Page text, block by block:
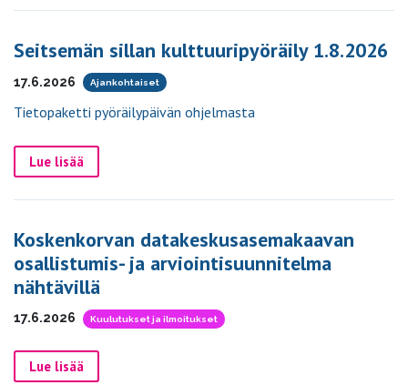
Seitsemän sillan kulttuuripyöräily 1.8.2026
17.6.2026 Ajankohtaiset
Tietopaketti pyöräilypäivän ohjelmasta
Lue lisää
Koskenkorvan datakeskusasemakaavan
osallistumis- ja arviointisuunnitelma
nähtävillä
17.6.2026 Kuulutukset ja ilmoitukset
Lue lisää